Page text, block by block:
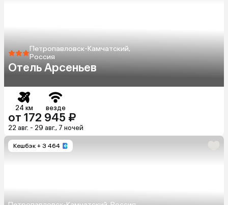
Петропавловск-Камчатский,
Россия
Отель Арсеньев
24 км везде
от 172 945 ₽
22 авг. - 29 авг., 7 ночей
Кешбэк + 3 464